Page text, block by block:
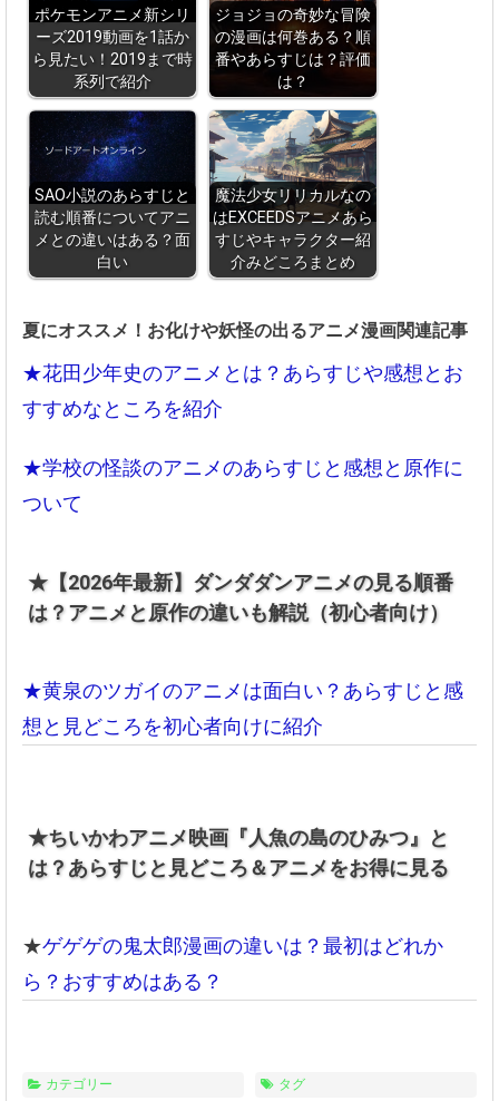
ポケモンアニメ新シリ
ーズ2019動画を1話か
ら見たい！2019まで時
系列で紹介
ジョジョの奇妙な冒険
の漫画は何巻ある？順
番やあらすじは？評価
は？
SAO小説のあらすじと
読む順番についてアニ
メとの違いはある？面
白い
魔法少女リリカルなの
はEXCEEDSアニメあら
すじやキャラクター紹
介みどころまとめ
夏にオススメ！お化けや妖怪の出るアニメ漫画関連記事
★花田少年史のアニメとは？あらすじや感想とお
すすめなところを紹介
★学校の怪談のアニメのあらすじと感想と原作に
ついて
★【2026年最新】ダンダダンアニメの見る順番
は？アニメと原作の違いも解説（初心者向け）
★黄泉のツガイのアニメは面白い？あらすじと感
想と見どころを初心者向けに紹介
★ちいかわアニメ映画『人魚の島のひみつ』と
は？あらすじと見どころ＆アニメをお得に見る
★ゲゲゲの鬼太郎漫画の違いは？最初はどれか
ら？おすすめはある？
カテゴリー タグ